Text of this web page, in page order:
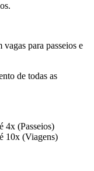
para passeios e
de todas as
4x (Passeios)
10x (Viagens)